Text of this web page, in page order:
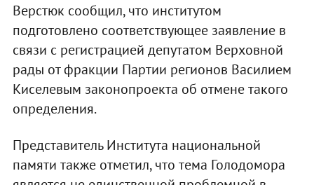
Верстюк сообщил, что институтом
подготовлено соответствующее заявление в
связи с регистрацией депутатом Верховной
рады от фракции Партии регионов Василием
Киселевым законопроекта об отмене такого
определения.
Представитель Института национальной
памяти также отметил, что тема Голодомора